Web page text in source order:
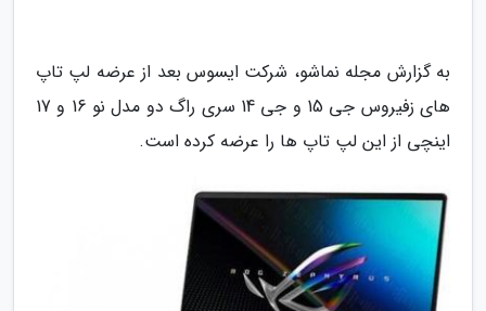
به گزارش مجله نماشو، شرکت ایسوس بعد از عرضه لپ تاپ
های زفیروس جی 15 و جی 14 سری راگ دو مدل نو 16 و 17
اینچی از این لپ تاپ ها را عرضه کرده است.